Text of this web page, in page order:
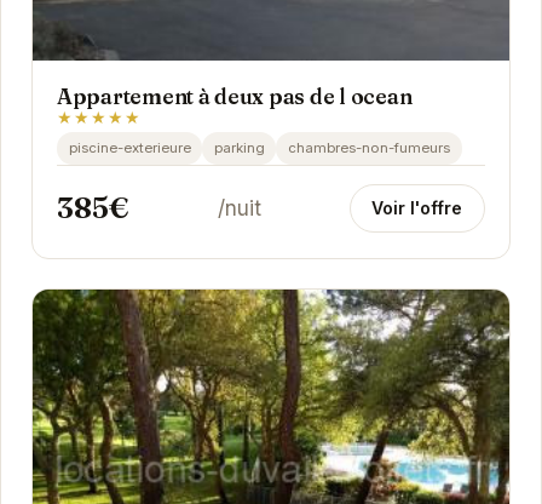
Appartement à deux pas de l ocean
★★★★★
piscine-exterieure parking chambres-non-fumeurs
385€ /nuit Voir l'offre